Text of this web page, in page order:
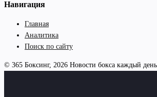
Навигация
Главная
Аналитика
Поиск по сайту
© 365 Боксинг, 2026 Новости бокса каждый день